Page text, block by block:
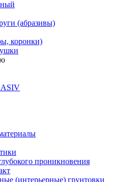
(абразивы)
коронки)
проникновения
(интерьерные) грунтовки